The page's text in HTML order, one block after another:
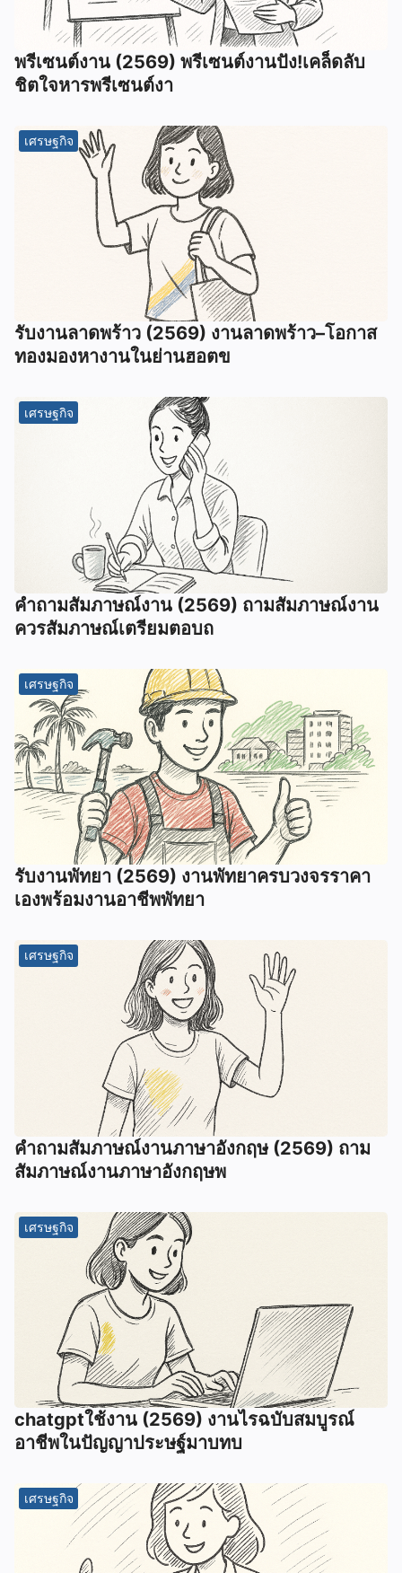
พรีเซนต์งาน (2569) พรีเซนต์งานปัง!เคล็ดลับ
ชิตใจหารพรีเซนต์งา
เศรษฐกิจ
รับงานลาดพร้าว (2569) งานลาดพร้าว–โอกาส
ทองมองหางานในย่านฮอตข
เศรษฐกิจ
คําถามสัมภาษณ์งาน (2569) ถามสัมภาษณ์งาน
ควรสัมภาษณ์เตรียมตอบถ
เศรษฐกิจ
รับงานพัทยา (2569) ️งานพัทยาครบวงจรราคา
เองพร้อมงานอาชีพพัทยา
เศรษฐกิจ
คําถามสัมภาษณ์งานภาษาอังกฤษ (2569) ถาม
สัมภาษณ์งานภาษาอังกฤษพ
เศรษฐกิจ
chatgptใช้งาน (2569) งานไรฉบับสมบูรณ์
อาชีพในปัญญาประษฐ์มาบทบ
เศรษฐกิจ